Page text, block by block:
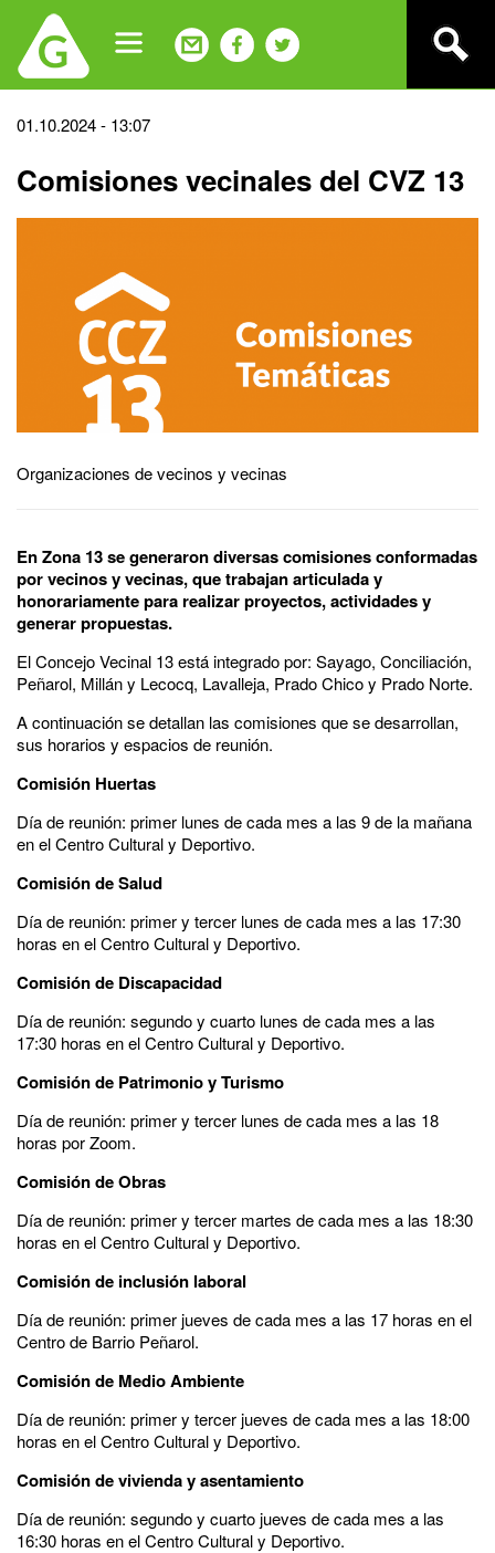
navigation
Back
top
01.10.2024 - 13:07
Comisiones vecinales del CVZ 13
Organizaciones de vecinos y vecinas
En Zona 13 se generaron diversas comisiones conformadas
por vecinos y vecinas, que trabajan articulada y
honorariamente para realizar proyectos, actividades y
generar propuestas.
El Concejo Vecinal 13 está integrado por: Sayago, Conciliación,
Peñarol, Millán y Lecocq, Lavalleja, Prado Chico y Prado Norte.
A continuación se detallan las comisiones que se desarrollan,
sus horarios y espacios de reunión.
Comisión Huertas
Día de reunión: primer lunes de cada mes a las 9 de la mañana
en el Centro Cultural y Deportivo.
Comisión de Salud
Día de reunión: primer y tercer lunes de cada mes a las 17:30
horas en el Centro Cultural y Deportivo.
Comisión de Discapacidad
Día de reunión: segundo y cuarto lunes de cada mes a las
17:30 horas en el Centro Cultural y Deportivo.
Comisión de Patrimonio y Turismo
Día de reunión: primer y tercer lunes de cada mes a las 18
horas por Zoom.
Comisión de Obras
Día de reunión: primer y tercer martes de cada mes a las 18:30
horas en el Centro Cultural y Deportivo.
Comisión de inclusión laboral
Día de reunión: primer jueves de cada mes a las 17 horas en el
Centro de Barrio Peñarol.
Comisión de Medio Ambiente
Día de reunión: primer y tercer jueves de cada mes a las 18:00
horas en el Centro Cultural y Deportivo.
Comisión de vivienda y asentamiento
Día de reunión: segundo y cuarto jueves de cada mes a las
16:30 horas en el Centro Cultural y Deportivo.